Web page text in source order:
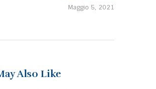
Maggio 5, 2021
Also Like